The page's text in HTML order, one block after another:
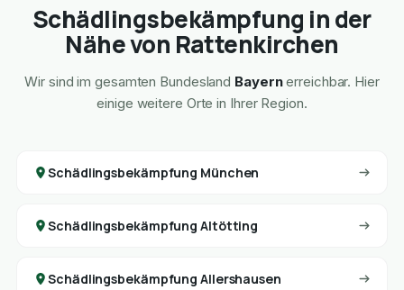
Schädlingsbekämpfung in der
Nähe von Rattenkirchen
Wir sind im gesamten Bundesland Bayernerreichbar. Hier
einige weitere Orte in Ihrer Region.
Schädlingsbekämpfung München
Schädlingsbekämpfung Altötting
Schädlingsbekämpfung Allershausen